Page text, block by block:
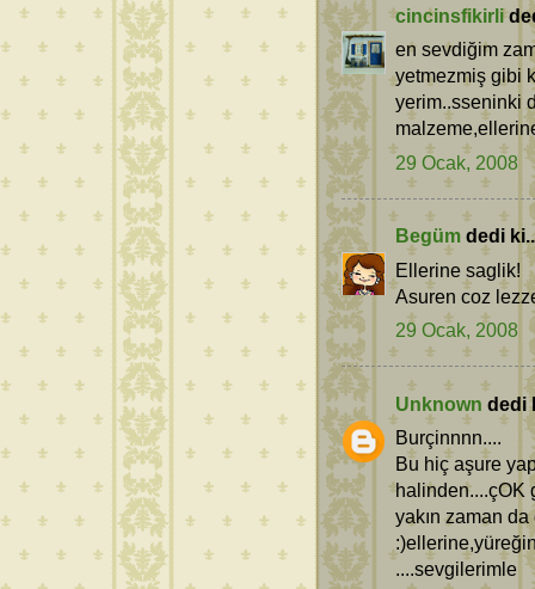
cincinsfikirli
en sevdiğim
yetmezmiş gibi
yerim..sseninki
29 Ocak, 2008
Begüm dedi
Ellerine saglik!
Asuren coz
29 Ocak, 2008
Unknown dedi
Burçinnnn....
Bu hiç aşure
halinden....çOK
yakın zaman
....sevgilerimle